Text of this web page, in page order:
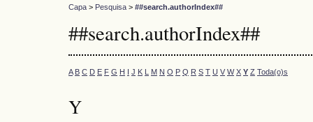
Capa > Pesquisa > ##search.authorIndex##
##search.authorIndex##
A B C D E F G H I J K L M N O P Q R S T U V W X Y Z Toda(o)s
Y